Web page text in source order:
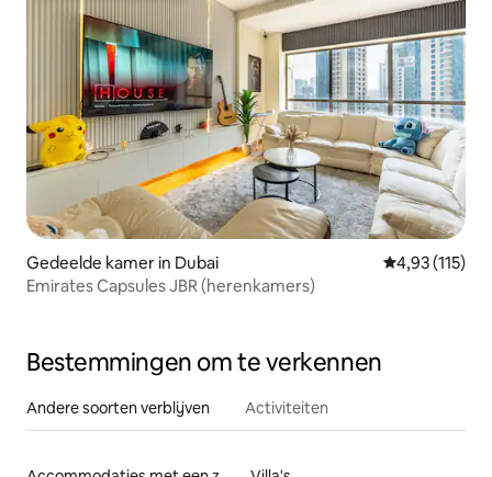
Gedeelde kamer in Dubai Gemiddelde
4,93 (115)
Emirates Capsules JBR (herenkamers)
Bestemmingen om te verkennen
Andere soorten verblijven Activiteiten